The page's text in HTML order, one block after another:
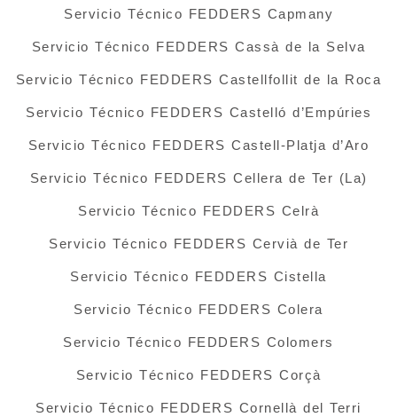
Servicio Técnico FEDDERS Capmany
Servicio Técnico FEDDERS Cassà de la Selva
Servicio Técnico FEDDERS Castellfollit de la Roca
Servicio Técnico FEDDERS Castelló d’Empúries
Servicio Técnico FEDDERS Castell-Platja d’Aro
Servicio Técnico FEDDERS Cellera de Ter (La)
Servicio Técnico FEDDERS Celrà
Servicio Técnico FEDDERS Cervià de Ter
Servicio Técnico FEDDERS Cistella
Servicio Técnico FEDDERS Colera
Servicio Técnico FEDDERS Colomers
Servicio Técnico FEDDERS Corçà
Servicio Técnico FEDDERS Cornellà del Terri